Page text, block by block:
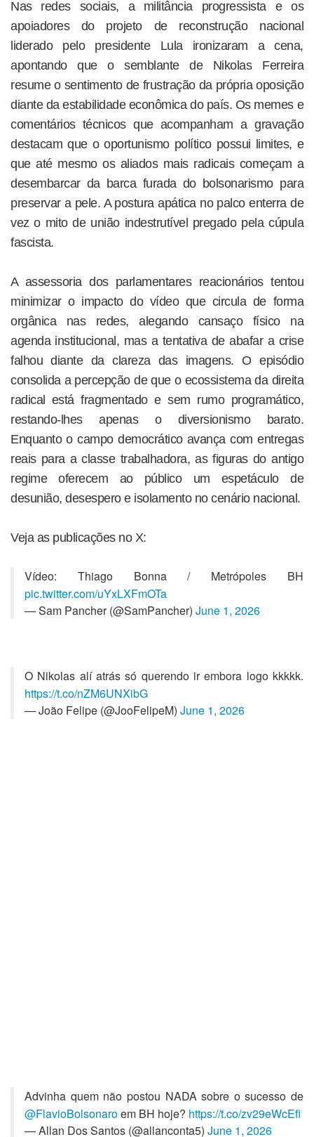
Nas redes sociais, a militância progressista e os
apoiadores do projeto de reconstrução nacional
liderado pelo presidente Lula ironizaram a cena,
apontando que o semblante de Nikolas Ferreira
resume o sentimento de frustração da própria oposição
diante da estabilidade econômica do país. Os memes e
comentários técnicos que acompanham a gravação
destacam que o oportunismo político possui limites, e
que até mesmo os aliados mais radicais começam a
desembarcar da barca furada do bolsonarismo para
preservar a pele. A postura apática no palco enterra de
vez o mito de união indestrutível pregado pela cúpula
fascista.
A assessoria dos parlamentares reacionários tentou
minimizar o impacto do vídeo que circula de forma
orgânica nas redes, alegando cansaço físico na
agenda institucional, mas a tentativa de abafar a crise
falhou diante da clareza das imagens. O episódio
consolida a percepção de que o ecossistema da direita
radical está fragmentado e sem rumo programático,
restando-lhes apenas o diversionismo barato.
Enquanto o campo democrático avança com entregas
reais para a classe trabalhadora, as figuras do antigo
regime oferecem ao público um espetáculo de
desunião, desespero e isolamento no cenário nacional.
Veja as publicações no X:
Vídeo: Thiago Bonna / Metrópoles BH
pic.twitter.com/uYxLXFmOTa
— Sam Pancher (@SamPancher) June 1, 2026
O Nikolas alí atrás só querendo ir embora logo kkkkk.
https://t.co/nZM6UNXibG
— João Felipe (@JooFelipeM) June 1, 2026
Advinha quem não postou NADA sobre o sucesso de
@FlavioBolsonaroem BH hoje? https://t.co/zv29eWcEfi
— Allan Dos Santos (@allanconta5) June 1, 2026